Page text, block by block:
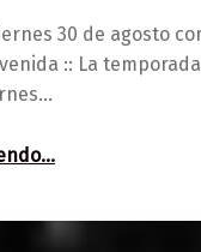
30 de agosto
:: La
…